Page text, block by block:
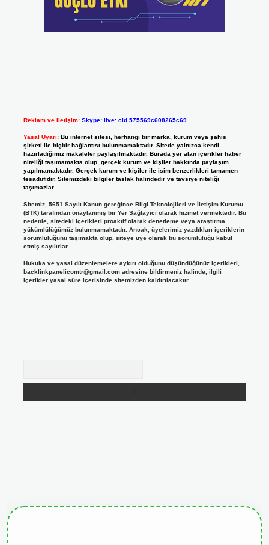
Reklam ve İletişim: Skype: live:.cid.575569c608265c69
Yasal Uyarı: Bu internet sitesi, herhangi bir marka, kurum veya şahıs
şirketi ile hiçbir bağlantısı bulunmamaktadır. Sitede yalnızca kendi
hazırladığımız makaleler paylaşılmaktadır. Burada yer alan içerikler haber
niteliği taşımamakta olup, gerçek kurum ve kişiler hakkında paylaşım
yapılmamaktadır. Gerçek kurum ve kişiler ile isim benzerlikleri tamamen
tesadüfidir. Sitemizdeki bilgiler taslak halindedir ve tavsiye niteliği
taşımazlar.
Sitemiz, 5651 Sayılı Kanun gereğince Bilgi Teknolojileri ve İletişim Kurumu
(BTK) tarafından onaylanmış bir Yer Sağlayıcı olarak hizmet vermektedir. Bu
nedenle, sitedeki içerikleri proaktif olarak denetleme veya araştırma
yükümlülüğümüz bulunmamaktadır. Ancak, üyelerimiz yazdıkları içeriklerin
sorumluluğunu taşımakta olup, siteye üye olarak bu sorumluluğu kabul
etmiş sayılırlar.
Hukuka ve yasal düzenlemelere aykırı olduğunu düşündüğünüz içerikleri,
backlinkpanelicomtr@gmail.comadresine bildirmeniz halinde, ilgili
içerikler yasal süre içerisinde sitemizden kaldırılacaktır.